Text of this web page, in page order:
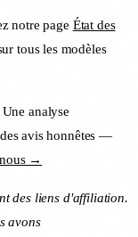
notre page État des
tous les modèles
Une analyse
avis honnêtes —
→
des liens d'affiliation.
avons